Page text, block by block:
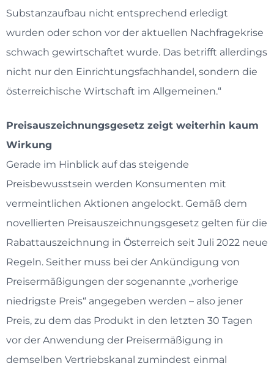
Substanzaufbau nicht entsprechend erledigt
wurden oder schon vor der aktuellen Nachfragekrise
schwach gewirtschaftet wurde. Das betrifft allerdings
nicht nur den Einrichtungsfachhandel, sondern die
österreichische Wirtschaft im Allgemeinen.“
Preisauszeichnungsgesetz zeigt weiterhin kaum
Wirkung
Gerade im Hinblick auf das steigende
Preisbewusstsein werden Konsumenten mit
vermeintlichen Aktionen angelockt. Gemäß dem
novellierten Preisauszeichnungsgesetz gelten für die
Rabattauszeichnung in Österreich seit Juli 2022 neue
Regeln. Seither muss bei der Ankündigung von
Preisermäßigungen der sogenannte „vorherige
niedrigste Preis“ angegeben werden – also jener
Preis, zu dem das Produkt in den letzten 30 Tagen
vor der Anwendung der Preisermäßigung in
demselben Vertriebskanal zumindest einmal